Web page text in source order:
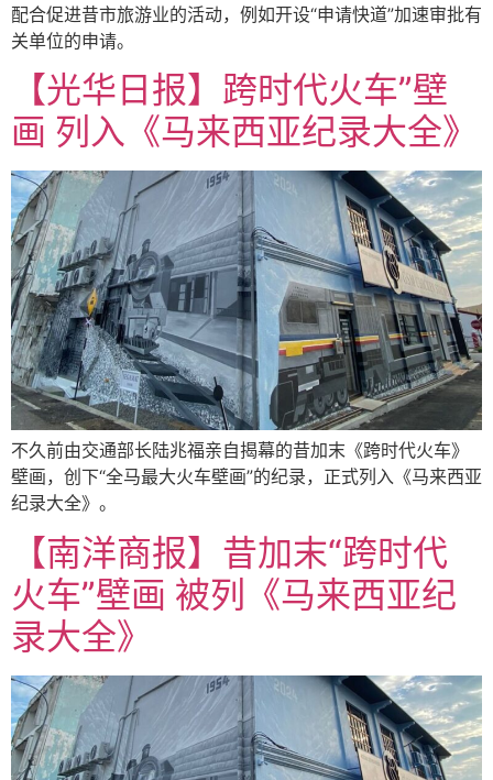
配合促进昔市旅游业的活动，例如开设“申请快道”加速审批有
关单位的申请。
【光华日报】跨时代火车”壁
画 列入《马来西亚纪录大全》
不久前由交通部长陆兆福亲自揭幕的昔加末《跨时代火车》
壁画，创下“全马最大火车壁画”的纪录，正式列入《马来西亚
纪录大全》。
【南洋商报】昔加末“跨时代
火车”壁画 被列《马来西亚纪
录大全》